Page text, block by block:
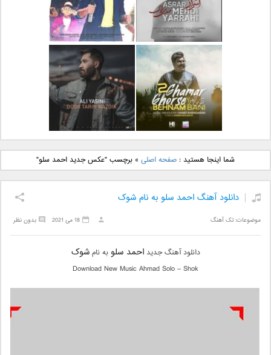
دانلود آهنگ جدید مهدی
یراحی بنام اسرار
دانلود آهنگ جدید فرزاد
فرزین بنام آتیش
دانلود آهنگ جدید بهنام
بانی بنام قرص قمر 2
دانلود آهنگ جدید علی
یاسینی بنام دورترین نزدیک
شما اینجا هستید :صفحه اصلی »برچسب "عکس جدید احمد سلو"
دانلود آهنگ احمد سلو به نام شوک
موضوعات:تک آهنگ بدون نظر 18 می 2021
دانلود آهنگ جدیداحمد سلوبه نامشوک
Download New Music Ahmad Solo – Shok